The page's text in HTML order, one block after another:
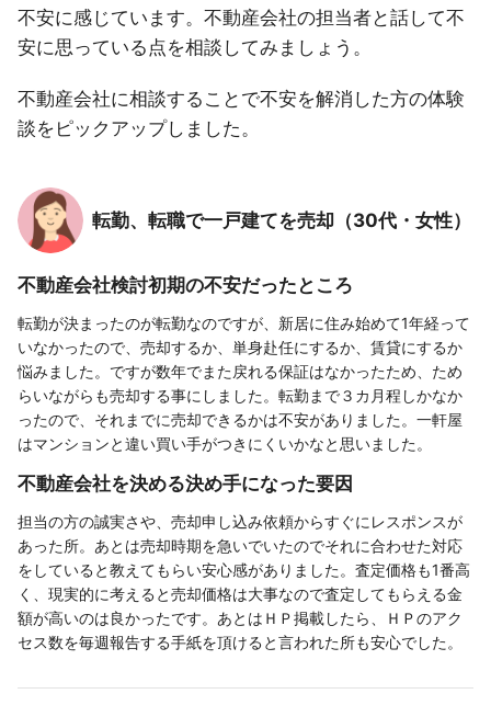
不安に感じています。不動産会社の担当者と話して不
安に思っている点を相談してみましょう。
不動産会社に相談することで不安を解消した方の体験
談をピックアップしました。
転勤、転職で一戸建てを売却（30代・女性）
不動産会社検討初期の不安だったところ
転勤が決まったのが転勤なのですが、新居に住み始めて1年経って
いなかったので、売却するか、単身赴任にするか、賃貸にするか
悩みました。ですが数年でまた戻れる保証はなかったため、ため
らいながらも売却する事にしました。転勤まで３カ月程しかなか
ったので、それまでに売却できるかは不安がありました。一軒屋
はマンションと違い買い手がつきにくいかなと思いました。
不動産会社を決める決め手になった要因
担当の方の誠実さや、売却申し込み依頼からすぐにレスポンスが
あった所。あとは売却時期を急いでいたのでそれに合わせた対応
をしていると教えてもらい安心感がありました。査定価格も1番高
く、現実的に考えると売却価格は大事なので査定してもらえる金
額が高いのは良かったです。あとはＨＰ掲載したら、ＨＰのアク
セス数を毎週報告する手紙を頂けると言われた所も安心でした。